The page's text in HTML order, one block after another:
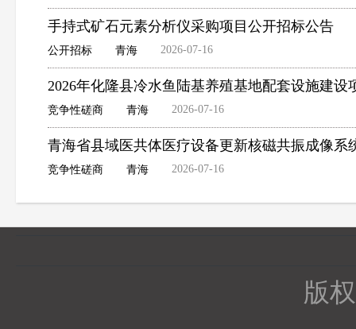
手持式矿石元素分析仪采购项目公开招标公告
公开招标 青海 2026-07-16
2026年化隆县冷水鱼陆基养殖基地配套设施建设
竞争性磋商 青海 2026-07-16
青海省县域医共体医疗设备更新核磁共振成像系
竞争性磋商 青海 2026-07-16
版